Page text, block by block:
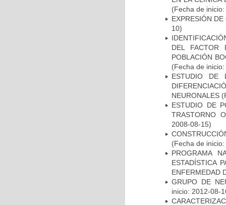
(Fecha de
EXPRESIÓN
10)
DEL FACTOR
POBLACIÓN
(Fecha de
ESTUDIO DE
NEURONALES
ESTUDIO DE
TRASTORNO
2008-08-15)
(Fecha de
PROGRAMA
ESTADÍSTICA
ENFERMEDAD
GRUPO DE
inicio: 2012-08-